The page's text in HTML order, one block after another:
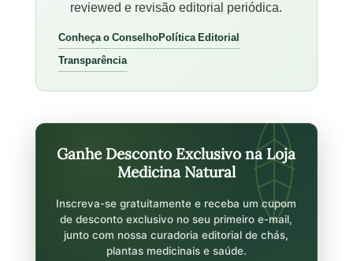
reviewed e revisão editorial periódica.
Conheça o ConselhoPolítica Editorial
Transparência
Ganhe Desconto Exclusivo na Loja
Medicina Natural
Inscreva-se gratuitamente e receba um cupom
de desconto exclusivo no seu primeiro e-mail,
junto com nossa curadoria editorial de chás,
plantas medicinais e saúde.